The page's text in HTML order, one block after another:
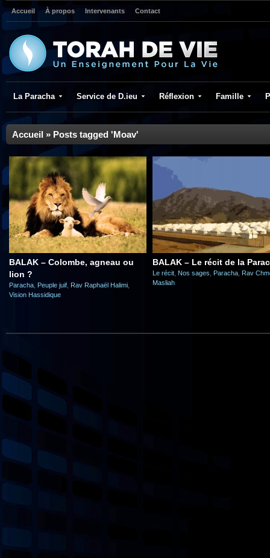
Accueil À propos Intervenants Contact
La Paracha Service de D.ieu Réflexion Famille
Accueil » Posts tagged 'Moav'
BALAK – Colombe, agneau ou
lion ?
Paracha Peuple juif Rav Raphaël Halimi
Vision Hassidique
BALAK – Le récit de la
Le récit Nos sages Paracha Rav
Masliah